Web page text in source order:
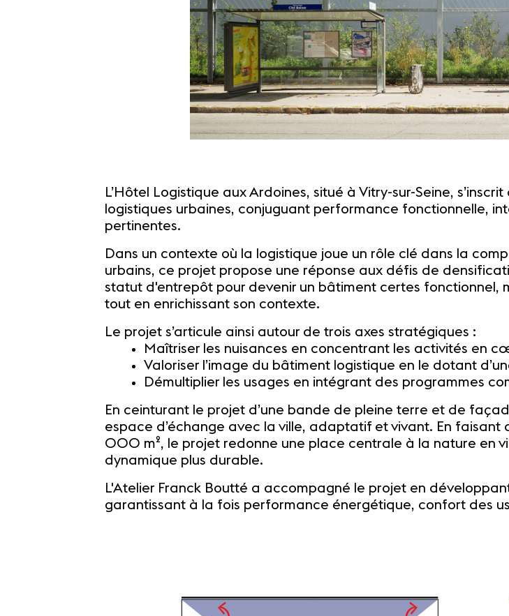
L’Hôtel Logistique aux Ardoines, situé à Vitry-sur-Seine,
logistiques urbaines, conjuguant performance fonctionnelle,
pertinentes.
Dans un contexte où la logistique joue un rôle clé dans la
urbains, ce projet propose une réponse aux défis de
statut d'entrepôt pour devenir un bâtiment certes fonctionnel,
tout en enrichissant son contexte.
Le projet s’articule ainsi autour de trois axes stratégiques :
Maîtriser les nuisances en concentrant les activités en
Valoriser l’image du bâtiment logistique en le dotant
Démultiplier les usages en intégrant des programmes
En ceinturant le projet d’une bande de pleine terre et de
espace d’échange avec la ville, adaptatif et vivant. En
000 m², le projet redonne une place centrale à la nature en
dynamique plus durable.
L'Atelier Franck Boutté a accompagné le projet en
garantissant à la fois performance énergétique, confort des